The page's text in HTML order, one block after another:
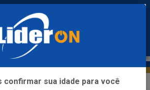
confirmar sua idade para você